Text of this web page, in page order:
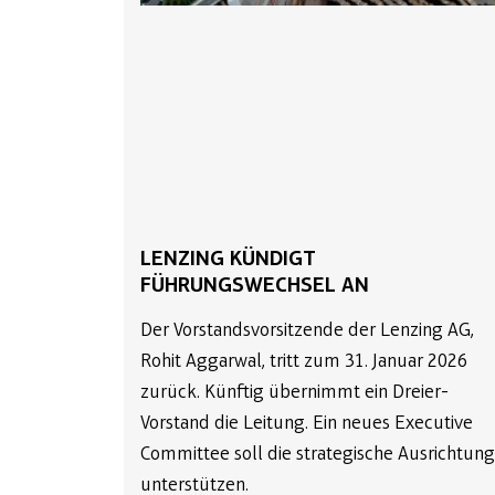
LENZING KÜNDIGT
FÜHRUNGSWECHSEL AN
Der Vorstandsvorsitzende der Lenzing AG,
Rohit Aggarwal, tritt zum 31. Januar 2026
zurück. Künftig übernimmt ein Dreier-
Vorstand die Leitung. Ein neues Executive
Committee soll die strategische Ausrichtung
unterstützen.